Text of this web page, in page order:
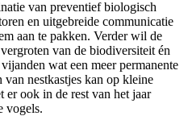
van preventief biologisch
en uitgebreide communicatie
aan te pakken. Verder wil de
van de biodiversiteit én
wat een meer permanente
van nestkastjes kan op kleine
er ook in de rest van het jaar
vogels.